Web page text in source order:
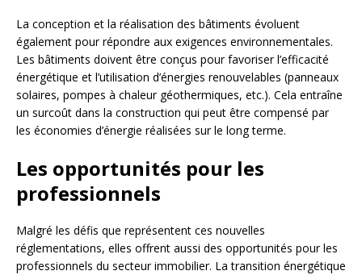
La conception et la réalisation des bâtiments évoluent
également pour répondre aux exigences environnementales.
Les bâtiments doivent être conçus pour favoriser l’efficacité
énergétique et l’utilisation d’énergies renouvelables (panneaux
solaires, pompes à chaleur géothermiques, etc.). Cela entraîne
un surcoût dans la construction qui peut être compensé par
les économies d’énergie réalisées sur le long terme.
Les opportunités pour les
professionnels
Malgré les défis que représentent ces nouvelles
réglementations, elles offrent aussi des opportunités pour les
professionnels du secteur immobilier. La transition énergétique